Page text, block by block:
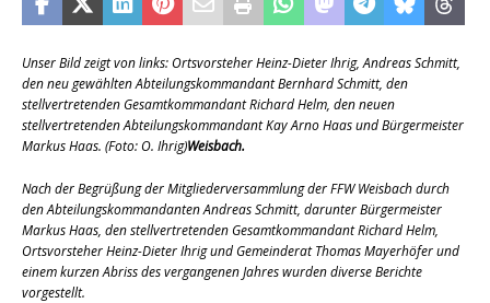
Unser Bild zeigt von links: Ortsvorsteher Heinz-Dieter Ihrig, Andreas Schmitt,
den neu gewählten Abteilungskommandant Bernhard Schmitt, den
stellvertretenden Gesamtkommandant Richard Helm, den neuen
stellvertretenden Abteilungskommandant Kay Arno Haas und Bürgermeister
Markus Haas. (Foto: O. Ihrig)Weisbach.
Nach der Begrüßung der Mitgliederversammlung der FFW Weisbach durch
den Abteilungskommandanten Andreas Schmitt, darunter Bürgermeister
Markus Haas, den stellvertretenden Gesamtkommandant Richard Helm,
Ortsvorsteher Heinz-Dieter Ihrig und Gemeinderat Thomas Mayerhöfer und
einem kurzen Abriss des vergangenen Jahres wurden diverse Berichte
vorgestellt.